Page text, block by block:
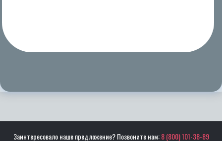
Заинтересовало наше предложение? Позвоните нам:8 (800) 101-38-89